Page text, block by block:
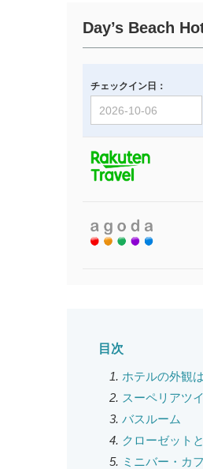
Day’s Beach
チェックイン日：
目次
ホテルの外観
スーペリアツ
バスルーム
クローゼット
ミニバー・カ